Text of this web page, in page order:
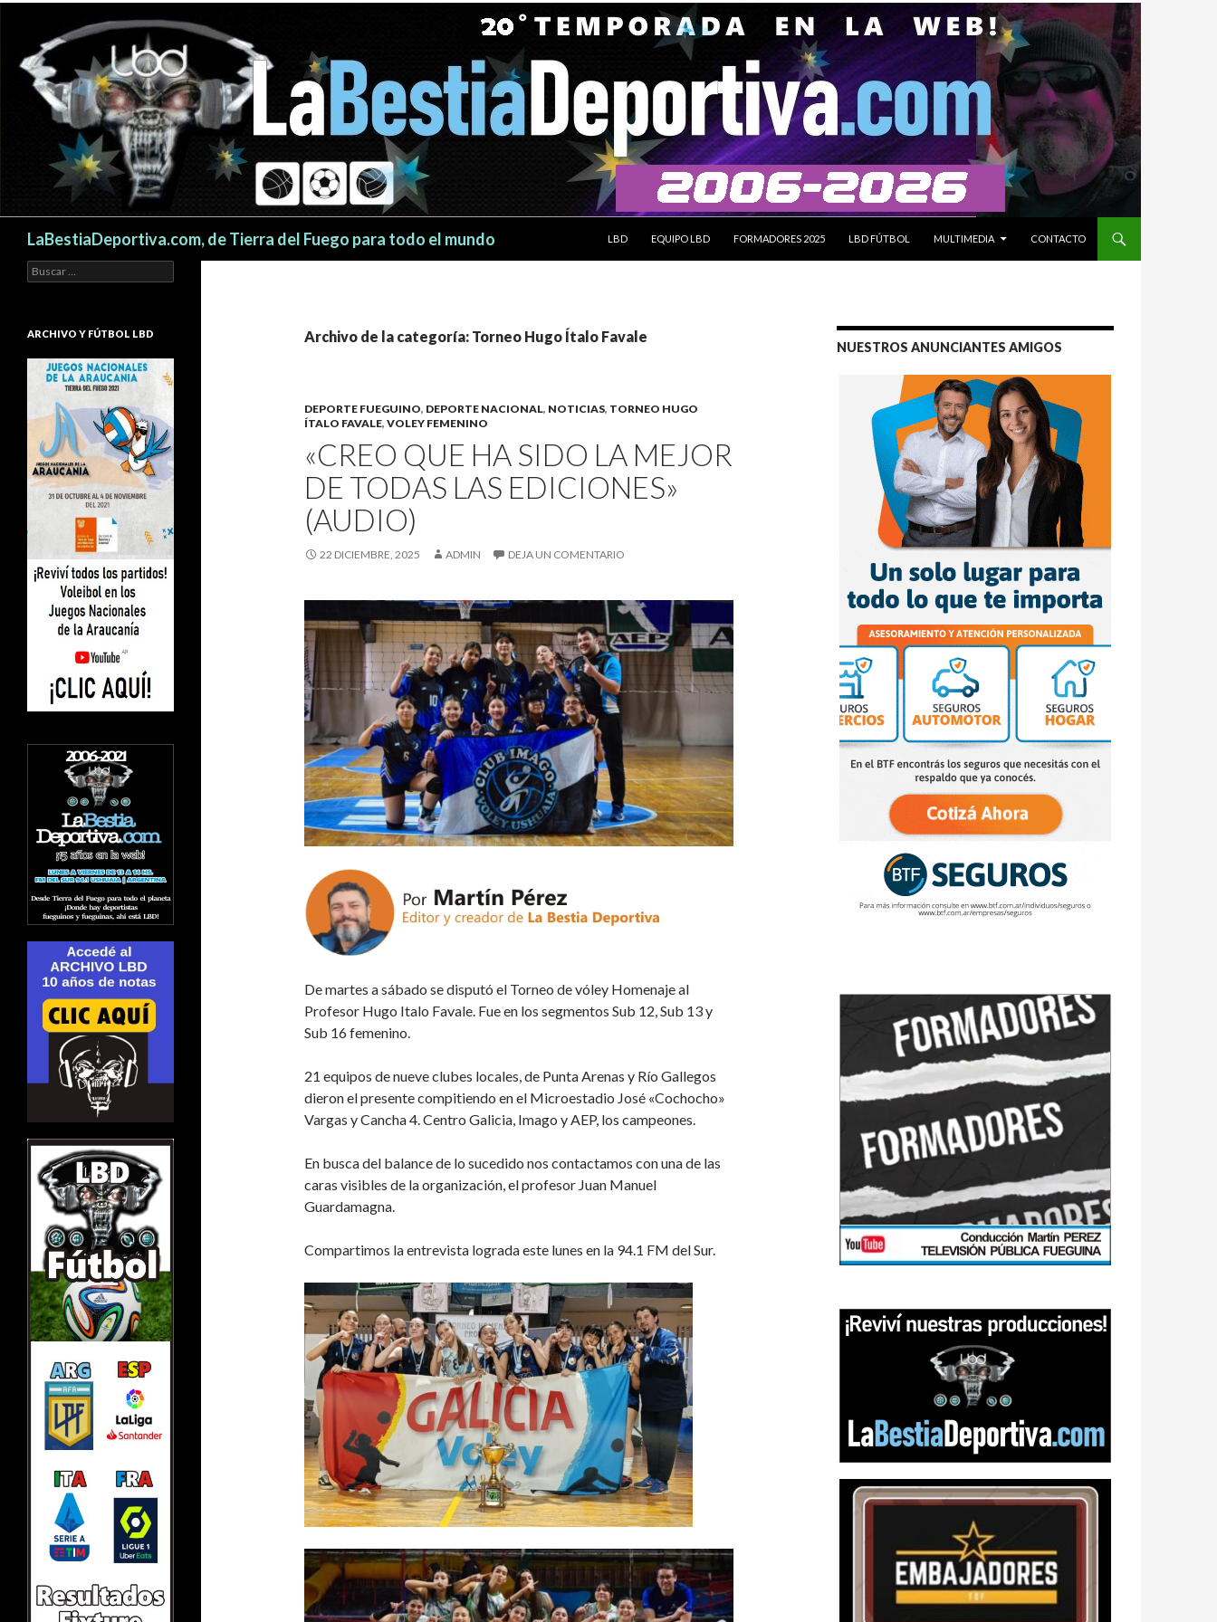
LaBestiaDeportiva.com, de Tierra del Fuego para todo el mundo
LBD
EQUIPO LBD FORMADORES 2025 LBD FÚTBOL MULTIMEDIA CONTACTO
Archivo de la categoría: Torneo Hugo Ítalo Favale
DEPORTE FUEGUINO, DEPORTE NACIONAL, NOTICIAS, TORNEO HUGO
ÍTALO FAVALE, VOLEY FEMENINO
«CREO QUE HA SIDO LA MEJOR
DE TODAS LAS EDICIONES»
(AUDIO)
22 DICIEMBRE, 2025 ADMIN DEJA UN COMENTARIO
De martes a sábado se disputó el Torneo de vóley Homenaje al
Profesor Hugo Italo Favale. Fue en los segmentos Sub 12, Sub 13 y
Sub 16 femenino.
21 equipos de nueve clubes locales, de Punta Arenas y Río Gallegos
dieron el presente compitiendo en el Microestadio José «Cochocho»
Vargas y Cancha 4. Centro Galicia, Imago y AEP, los campeones.
En busca del balance de lo sucedido nos contactamos con una de las
caras visibles de la organización, el profesor Juan Manuel
Guardamagna.
Compartimos la entrevista lograda este lunes en la 94.1 FM del Sur.
NUESTROS ANUNCIANTES AMIGOS
Buscar:
ARCHIVO Y FÚTBOL LBD